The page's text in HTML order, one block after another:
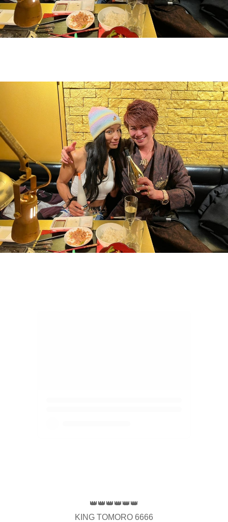
👑👑👑👑👑👑
KING TOMORO 6666